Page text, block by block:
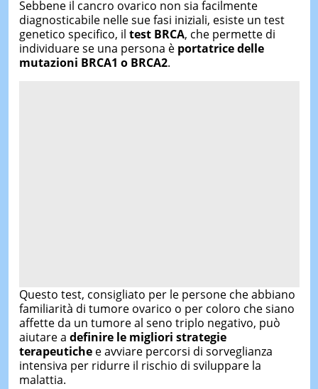
Sebbene il cancro ovarico non sia facilmente
diagnosticabile nelle sue fasi iniziali, esiste un test
genetico specifico, il test BRCA, che permette di
individuare se una persona è portatrice delle
mutazioni BRCA1 o BRCA2.
Questo test, consigliato per le persone che abbiano
familiarità di tumore ovarico o per coloro che siano
affette da un tumore al seno triplo negativo, può
aiutare a definire le migliori strategie
terapeutichee avviare percorsi di sorveglianza
intensiva per ridurre il rischio di sviluppare la
malattia.